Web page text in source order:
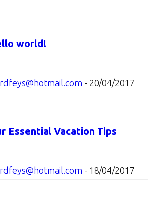
world!
- 20/04/2017
Essential Vacation Tips
- 18/04/2017